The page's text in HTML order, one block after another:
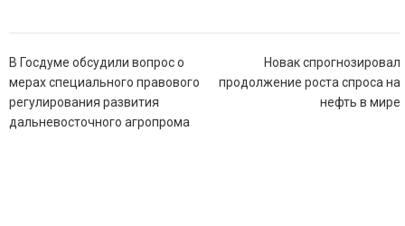
Навигация
по
записям
В Госдуме обсудили вопрос о
мерах специального правового
регулирования развития
дальневосточного агропрома
Новак спрогнозировал
продолжение роста спроса на
нефть в мире